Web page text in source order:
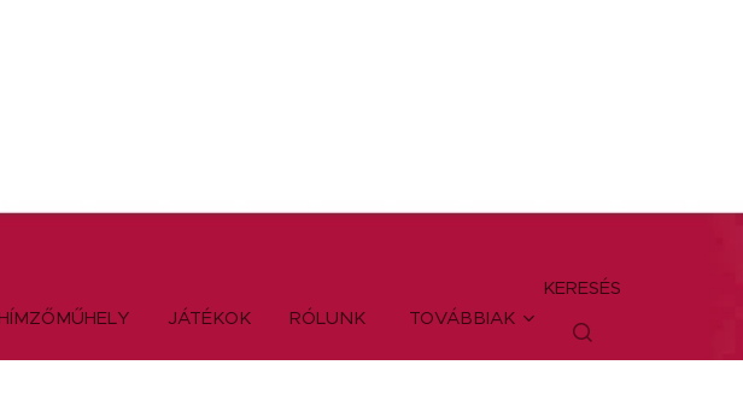
JÁTÉKOK RÓLUNK TOVÁBBIAK
KERESÉS